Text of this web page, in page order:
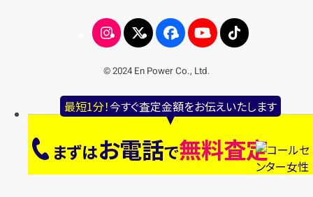
最短1分！今すぐ査定金額をお伝えいたします
まずはお電話で無料査定
© 2024 En Power Co., Ltd.